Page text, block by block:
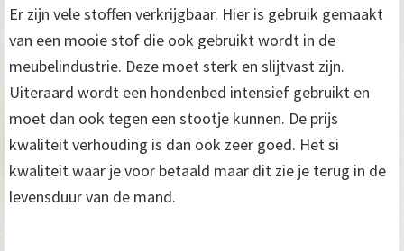
Er zijn vele stoffen verkrijgbaar. Hier is gebruik gemaakt
van een mooie stof die ook gebruikt wordt in de
meubelindustrie. Deze moet sterk en slijtvast zijn.
Uiteraard wordt een hondenbed intensief gebruikt en
moet dan ook tegen een stootje kunnen. De prijs
kwaliteit verhouding is dan ook zeer goed. Het si
kwaliteit waar je voor betaald maar dit zie je terug in de
levensduur van de mand.